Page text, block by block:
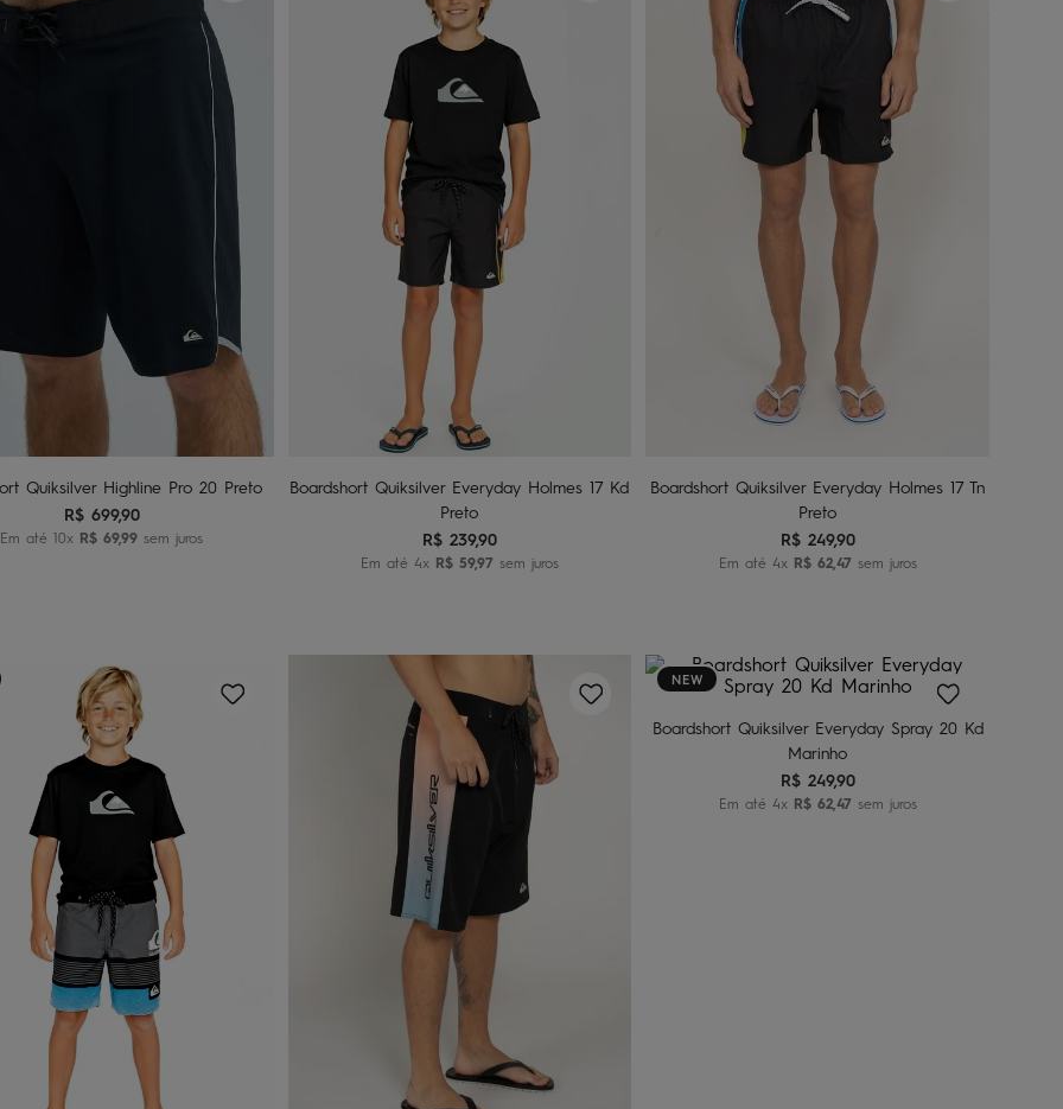
40 42 44
Adicionar ao carrinho
Quiksilver Highline Pro 20 Preto
R$ 699,90
Em até10x R$ 69,99 sem juros
6
Adicionar ao carrinho
Boardshort Quiksilver Everyday Holmes 17 Kd
Preto
R$ 239,90
Em até 4x R$ 59,97 sem juros
14
Adicionar ao carrinho
Boardshort Quiksilver Everyday Holmes 17 Tn
Preto
R$ 249,90
Em até 4x R$ 62,47 sem juros
4 14 16
NEW
Adicionar ao carrinho
Boardshort Quiksilver Everyday Spray 20 Kd
Marinho
R$ 249,90
Em até 4x R$ 62,47 sem juros
10